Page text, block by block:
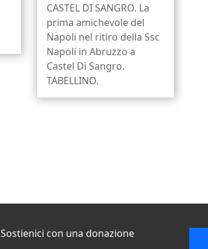
CASTEL DI SANGRO. La
prima amichevole del
Napoli nel ritiro della Ssc
Napoli in Abruzzo a
Castel Di Sangro.
TABELLINO.
Sostienici con una donazione